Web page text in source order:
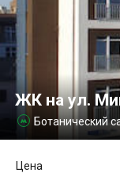
ЖК на ул.
 Ботанический
Цена